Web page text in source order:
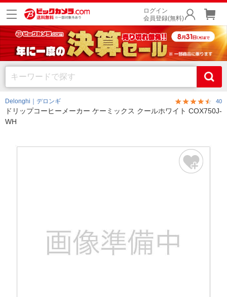
ログイン
会員登録(無料)
Delonghi｜デロンギ 40
ドリップコーヒーメーカー ケーミックス クールホワイト COX750J-
WH